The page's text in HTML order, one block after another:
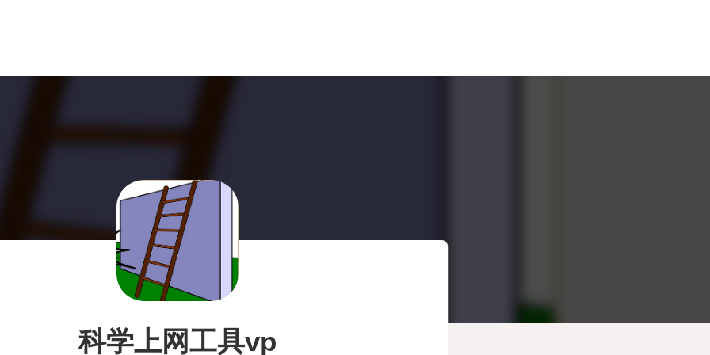
科学上网工具vp